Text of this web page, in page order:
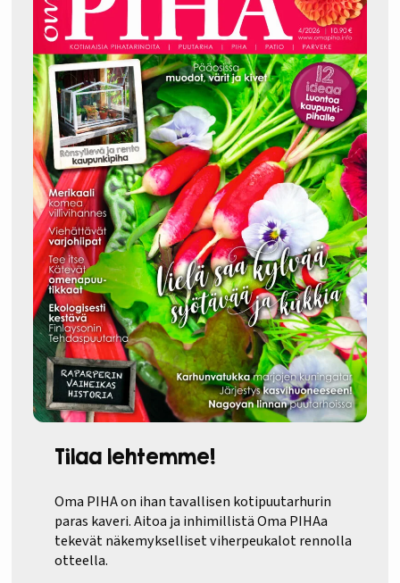
Tilaa lehtemme!
Oma PIHA on ihan tavallisen kotipuutarhurin
paras kaveri. Aitoa ja inhimillistä Oma PIHAa
tekevät näkemykselliset viherpeukalot rennolla
otteella.